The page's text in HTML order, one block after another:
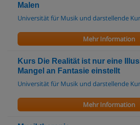
Malen
Universität für Musik und darstellende
Mehr Information
Kurs Die Realität ist nur eine
Mangel an Fantasie einstellt
Universität für Musik und darstellende
Mehr Information